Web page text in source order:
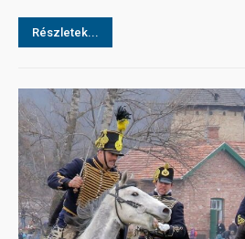
Részletek...